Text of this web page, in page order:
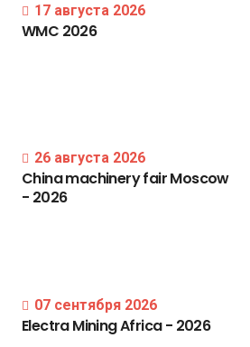
17 августа 2026
WMC 2026
26 августа 2026
ChinamachineryfairMoscow
- 2026
07 сентября 2026
ElectraMiningAfrica- 2026